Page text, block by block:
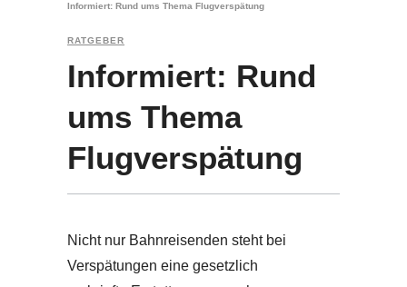
Informiert: Rund ums Thema Flugverspätung
RATGEBER
Informiert: Rund
ums Thema
Flugverspätung
Nicht nur Bahnreisenden steht bei
Verspätungen eine gesetzlich